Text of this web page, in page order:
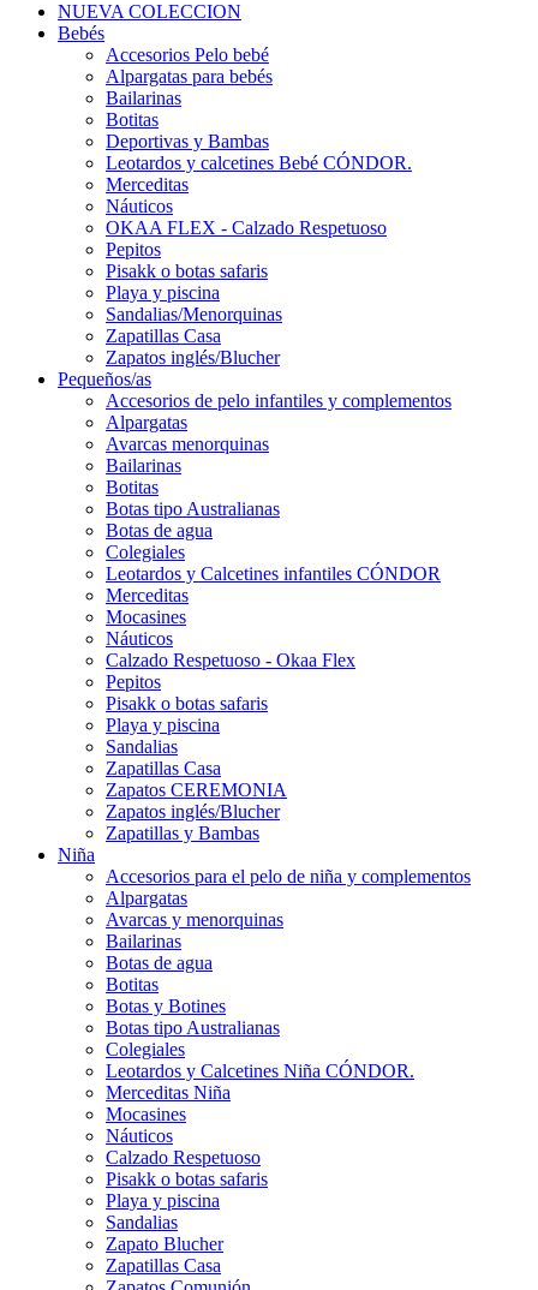
NUEVA COLECCION
Bebés
Accesorios Pelo bebé
Alpargatas para bebés
Bailarinas
Botitas
Deportivas y Bambas
Leotardos y calcetines Bebé CÓNDOR.
Merceditas
Náuticos
OKAA FLEX - Calzado Respetuoso
Pepitos
Pisakk o botas safaris
Playa y piscina
Sandalias/Menorquinas
Zapatillas Casa
Zapatos inglés/Blucher
Pequeños/as
Accesorios de pelo infantiles y complementos
Alpargatas
Avarcas menorquinas
Bailarinas
Botitas
Botas tipo Australianas
Botas de agua
Colegiales
Leotardos y Calcetines infantiles CÓNDOR
Merceditas
Mocasines
Náuticos
Calzado Respetuoso - Okaa Flex
Pepitos
Pisakk o botas safaris
Playa y piscina
Sandalias
Zapatillas Casa
Zapatos CEREMONIA
Zapatos inglés/Blucher
Zapatillas y Bambas
Niña
Accesorios para el pelo de niña y complementos
Alpargatas
Avarcas y menorquinas
Bailarinas
Botas de agua
Botitas
Botas y Botines
Botas tipo Australianas
Colegiales
Leotardos y Calcetines Niña CÓNDOR.
Merceditas Niña
Mocasines
Náuticos
Calzado Respetuoso
Pisakk o botas safaris
Playa y piscina
Sandalias
Zapato Blucher
Zapatillas Casa